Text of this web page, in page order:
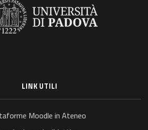
LINK UTILI
Moodle in Ateneo